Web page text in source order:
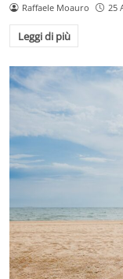
Raffaele Moauro 25
Leggi di più